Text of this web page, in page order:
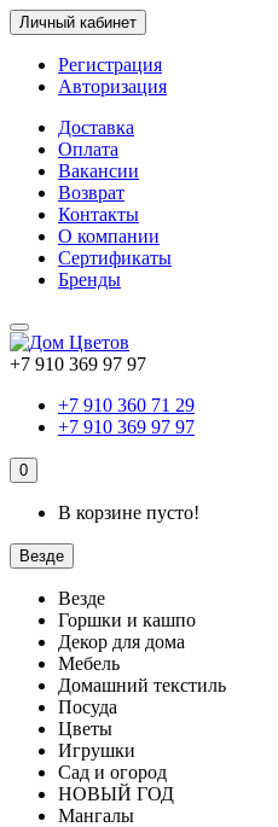
Личный кабинет
Регистрация
Авторизация
Доставка
Оплата
Вакансии
Возврат
Контакты
О компании
Сертификаты
Бренды
+7 910 369 97 97
+7 910 360 71 29
+7 910 369 97 97
0
В корзине пусто!
Везде
Везде
Горшки и кашпо
Декор для дома
Мебель
Домашний текстиль
Посуда
Цветы
Игрушки
Сад и огород
НОВЫЙ ГОД
Мангалы